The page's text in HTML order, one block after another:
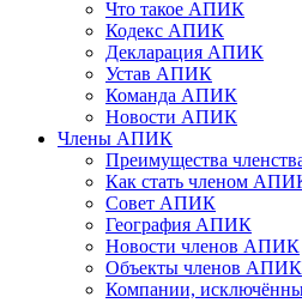
Что такое АПИК
Кодекс АПИК
Декларация АПИК
Устав АПИК
Команда АПИК
Новости АПИК
Члены АПИК
Преимущества
Как стать членом
Совет АПИК
География АПИК
Новости членов АПИК
Объекты членов АПИК
Компании,